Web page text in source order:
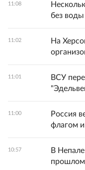
11:08
без воды
11:02
На
11:01
ВСУ
11:00
Россия
флагом
10:57
В
прошлом